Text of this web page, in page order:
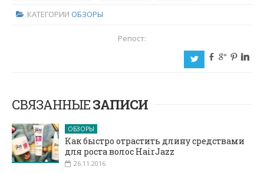
КАТЕГОРИИ ОБЗОРЫ
Репост:
a b c d j
СВЯЗАННЫЕЗАПИСИ
ОБЗОРЫ
Как быстро отрастить длину средствами
для роста волос HairJazz
26.11.2016